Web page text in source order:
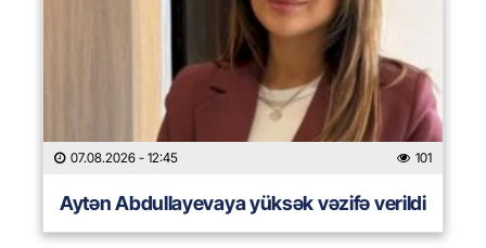
07.08.2026 - 12:45 101
Aytən Abdullayevaya yüksək vəzifə verildi